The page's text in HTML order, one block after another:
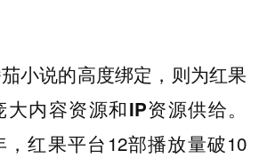
小说的高度绑定，则为红果
内容资源和IP资源供给。
，红果平台12部播放量破10